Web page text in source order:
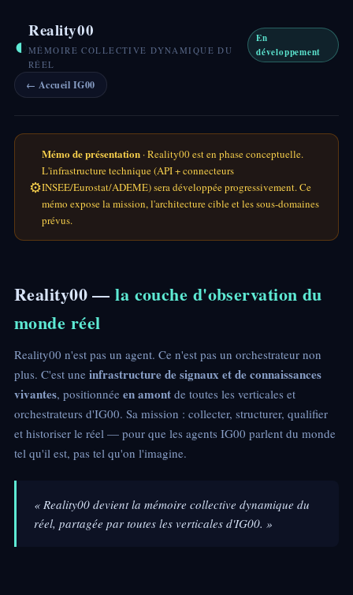
◐ Reality00
MÉMOIRE COLLECTIVE DYNAMIQUE DU
RÉEL
En
développement
← Accueil IG00
⚙
Mémo de présentation · Reality00 est en phase conceptuelle.
L'infrastructure technique (API + connecteurs
INSEE/Eurostat/ADEME) sera développée progressivement. Ce
mémo expose la mission, l'architecture cible et les sous-domaines
prévus.
Reality00 —la couche d'observation du
monde réel
Reality00 n'est pas un agent. Ce n'est pas un orchestrateur non
plus. C'est une infrastructure de signaux et de connaissances
vivantes, positionnée en amont de toutes les verticales et
orchestrateurs d'IG00. Sa mission : collecter, structurer, qualifier
et historiser le réel — pour que les agents IG00 parlent du monde
tel qu'il est, pas tel qu'on l'imagine.
« Reality00 devient la mémoire collective dynamique du
réel, partagée par toutes les verticales d'IG00. »